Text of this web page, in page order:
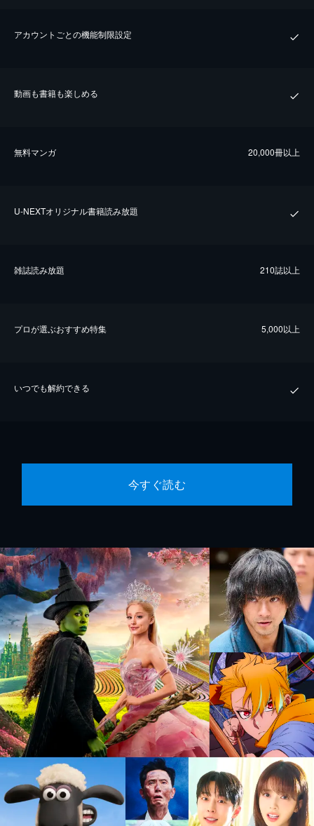
アカウントごとの機能制限設定
動画も書籍も楽しめる
無料マンガ 20,000冊以上
U-NEXTオリジナル書籍読み放題
雑誌読み放題 210誌以上
プロが選ぶおすすめ特集 5,000以上
いつでも解約できる
今すぐ読む